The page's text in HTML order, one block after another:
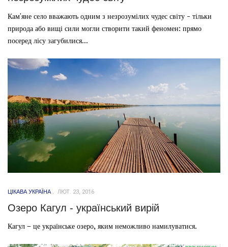
Кам'яне село вважають одним з незрозумілих чудес світу - тільки
природа або вищі сили могли створити такий феномен: прямо
посеред лісу загубилися...
ЦІКАВА УКРАЇНА ЛЮТ. 23, 2016
Озеро Кагул - український вирій
Кагул – це українське озеро, яким неможливо намилуватися.